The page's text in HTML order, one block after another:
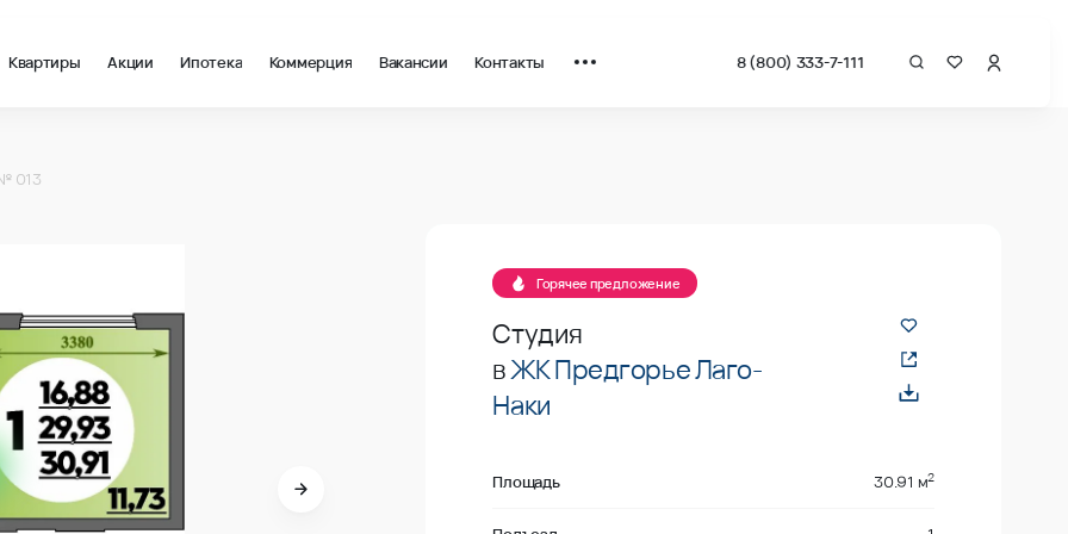
Квартиры Акции Ипотека Коммерция Вакансии Контакты 8 (800) 333-7-111
013
Горячее предложение
Студия
вЖК Предгорье Лаго-
Наки
Площадь 30.91 м2